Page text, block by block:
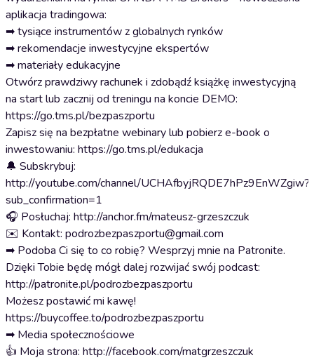
aplikacja tradingowa:
➡ tysiące instrumentów z globalnych rynków
➡ rekomendacje inwestycyjne ekspertów
➡ materiały edukacyjne
Otwórz prawdziwy rachunek i zdobądź książkę inwestycyjną
na start lub zacznij od treningu na koncie DEMO:
https://go.tms.pl/bezpaszportu
Zapisz się na bezpłatne webinary lub pobierz e-book o
inwestowaniu: https://go.tms.pl/edukacja
🔔 Subskrybuj:
http://youtube.com/channel/UCHAfbyjRQDE7hPz9EnWZgiw?
sub_confirmation=1
🎧 Posłuchaj: http://anchor.fm/mateusz-grzeszczuk
✉️ Kontakt: podrozbezpaszportu@gmail.com
➡ Podoba Ci się to co robię? Wesprzyj mnie na Patronite.
Dzięki Tobie będę mógł dalej rozwijać swój podcast:
http://patronite.pl/podrozbezpaszportu
Możesz postawić mi kawę!
https://buycoffee.to/podrozbezpaszportu
➡ Media społecznościowe
👍 Moja strona: http://facebook.com/matgrzeszczuk